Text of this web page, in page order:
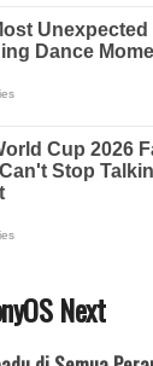
Next